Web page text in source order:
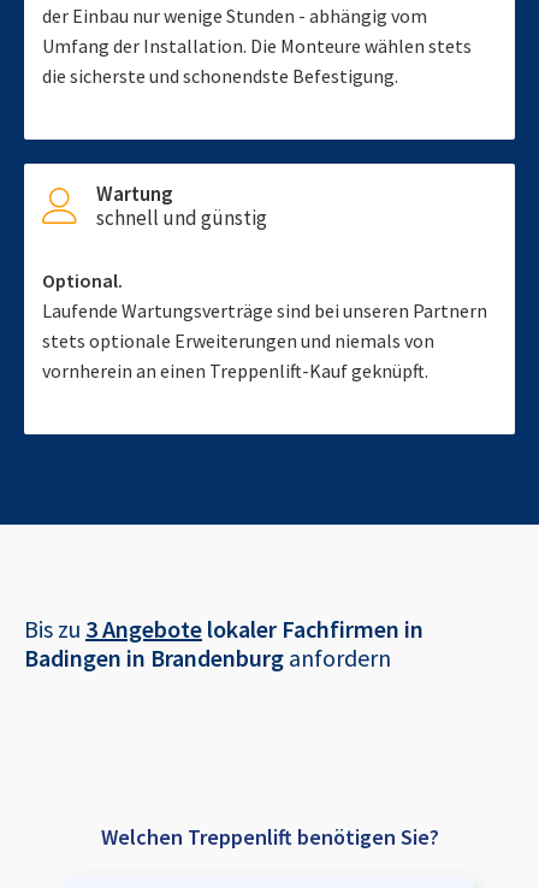
der Einbau nur wenige Stunden - abhängig vom
Umfang der Installation. Die Monteure wählen stets
die sicherste und schonendste Befestigung.
Wartung
schnell und günstig
Optional.
Laufende Wartungsverträge sind bei unseren Partnern
stets optionale Erweiterungen und niemals von
vornherein an einen Treppenlift-Kauf geknüpft.
Bis zu 3 Angebote lokaler Fachfirmen in
Badingen in Brandenburg anfordern
Welchen Treppenlift benötigen Sie?